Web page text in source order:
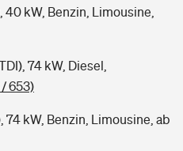
40 kW, Benzin, Limousine,
74 kW, Diesel,
653)
74 kW, Benzin, Limousine, ab